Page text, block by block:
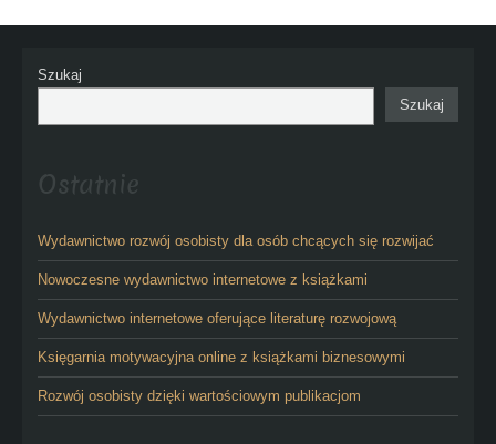
Szukaj
Szukaj
Ostatnie
Wydawnictwo rozwój osobisty dla osób chcących się rozwijać
Nowoczesne wydawnictwo internetowe z książkami
Wydawnictwo internetowe oferujące literaturę rozwojową
Księgarnia motywacyjna online z książkami biznesowymi
Rozwój osobisty dzięki wartościowym publikacjom